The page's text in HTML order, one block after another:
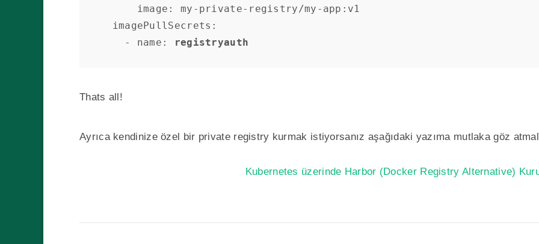
    - name:
registryauth
Thats all!
Ayrıca kendinize özel bir private registry kurmak istiyorsanız aşağıdaki yazıma mutlaka göz
Kubernetes üzerinde Harbor (Docker Registry Alternative)